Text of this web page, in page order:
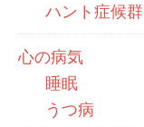
ハント症候群
心の病気
睡眠
うつ病